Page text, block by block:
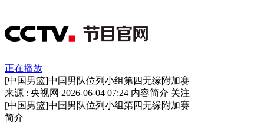
正在播放
[中国男篮]中国男队位列小组第四无缘附加赛
来源 : 央视网 2026-06-04 07:24 内容简介 关注
[中国男篮]中国男队位列小组第四无缘附加赛
简介